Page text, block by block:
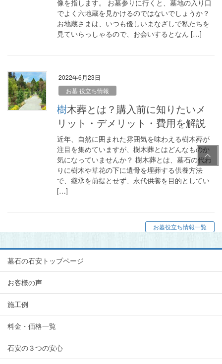
像を指します。 お墓参りに行くと、墓地の入り口
でよく六地蔵を見かけるのではないでしょうか？
お地蔵さまは、いつも優しいまなざしで私たちを
見ていらっしゃるので、お会いするとなん […]
2022年6月23日
お墓 役立ち情報
樹木葬とは？購入前に知りたいメ
リット・デメリット・費用を解説
近年、自然に囲まれた雰囲気を味わえる樹木葬が
注目を集めていますが、樹木葬とはどんなものか
気になっていませんか？ 樹木葬とは、墓石の代わ
りに樹木や草花の下に遺骨を埋葬する供養方法
で、継承を前提とせず、永代供養を目的としてい
[…]
お墓役立ち情報一覧
墓石の石安トップページ
お客様の声
施工例
料金・価格一覧
石安の３つの安心
PAG
E
TOP